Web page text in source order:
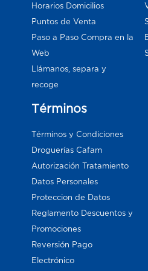
Horarios Domicilios
Puntos de Venta
Paso a Paso Compra en la
Web
Llámanos, separa y
recoge
Términos
Términos y Condiciones
Droguerías Cafam
Autorización Tratamiento
Datos Personales
Proteccion de Datos
Reglamento Descuentos y
Promociones
Reversión Pago
Electrónico